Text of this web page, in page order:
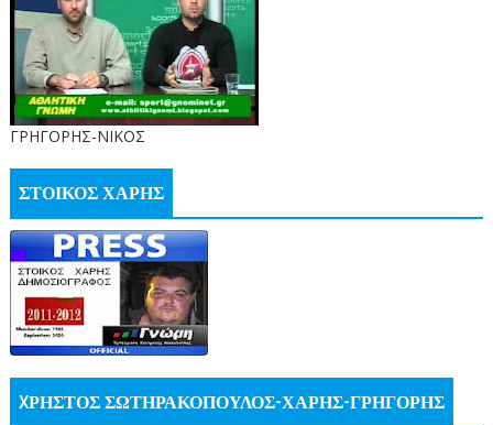
ΓΡΗΓΟΡΗΣ-ΝΙΚΟΣ
ΣΤΟΙΚΟΣ ΧΑΡΗΣ
XΡΗΣΤΟΣ ΣΩΤΗΡΑΚΟΠΟΥΛΟΣ-ΧΑΡΗΣ-ΓΡΗΓΟΡΗΣ